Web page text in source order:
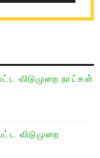
விடுமுறை நாட்கள்
விடுமுறை